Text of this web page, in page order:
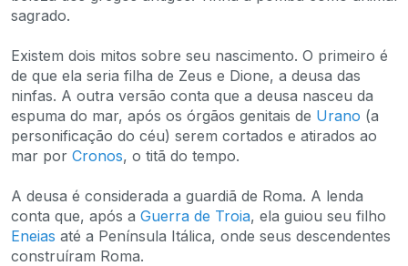
sagrado.
Existem dois mitos sobre seu nascimento. O primeiro é
de que ela seria filha de Zeus e Dione, a deusa das
ninfas. A outra versão conta que a deusa nasceu da
espuma do mar, após os órgãos genitais de Urano (a
personificação do céu) serem cortados e atirados ao
mar por Cronos, o titã do tempo.
A deusa é considerada a guardiã de Roma. A lenda
conta que, após a Guerra de Troia, ela guiou seu filho
Eneias até a Península Itálica, onde seus descendentes
construíram Roma.